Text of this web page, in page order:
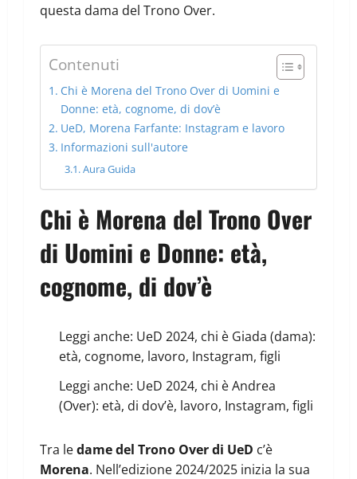
questa dama del Trono Over.
Contenuti
Chi è Morena del Trono Over di Uomini e
Donne: età, cognome, di dov’è
UeD, Morena Farfante: Instagram e lavoro
Informazioni sull'autore
Aura Guida
Chi è Morena del Trono Over
di Uomini e Donne: età,
cognome, di dov’è
Leggi anche: UeD 2024, chi è Giada (dama):
età, cognome, lavoro, Instagram, figli
Leggi anche: UeD 2024, chi è Andrea
(Over): età, di dov’è, lavoro, Instagram, figli
Tra ledame del Trono Over di UeD c’è
Morena. Nell’edizione 2024/2025 inizia la sua